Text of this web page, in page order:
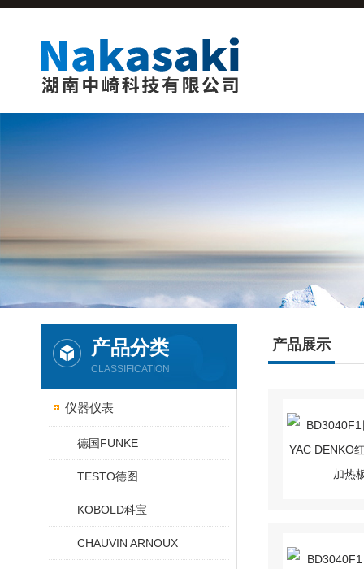
产品分类
CLASSIFICATION
仪器仪表
德国FUNKE
TESTO德图
KOBOLD科宝
CHAUVIN ARNOUX
产品展示